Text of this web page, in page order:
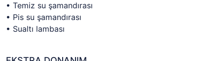
• Temiz su şamandırası
• Pis su şamandırası
• Sualtı lambası